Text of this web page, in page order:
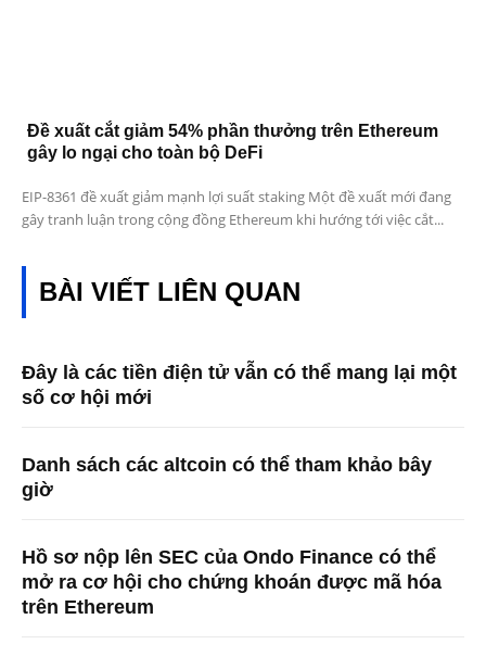
Đề xuất cắt giảm 54% phần thưởng trên Ethereum
gây lo ngại cho toàn bộ DeFi
EIP-8361 đề xuất giảm mạnh lợi suất staking Một đề xuất mới đang
gây tranh luận trong cộng đồng Ethereum khi hướng tới việc cắt...
BÀI VIẾT LIÊN QUAN
Đây là các tiền điện tử vẫn có thể mang lại một
số cơ hội mới
Danh sách các altcoin có thể tham khảo bây
giờ
Hồ sơ nộp lên SEC của Ondo Finance có thể
mở ra cơ hội cho chứng khoán được mã hóa
trên Ethereum